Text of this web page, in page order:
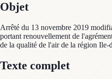
Objet
Arrêté du 13 novembre 2019
portant renouvellement de
de la qualité de l'air de la région Ile-
Texte complet